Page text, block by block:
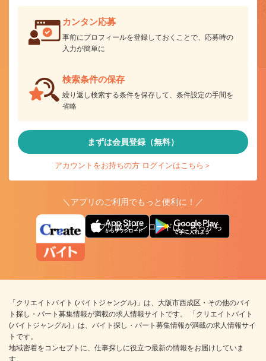
カンタン応募
事前にプロフィールを登録しておくことで、応募時の
入力が簡単に
検索条件の保存
繰り返し検索する条件を保存して、条件設定の手間を
省略
まずは会員登録（無料）
アカウントをお持ちの方 ログインはこちら＞
＼アプリのご利用でもっと便利に！／
アプリ版ダウンロードはこちらから
「クリエイトバイト (バイトジャングル)」は、大阪市西成区・その他のバイ
ト探し・パート募集情報が満載の求人情報サイトです。 「クリエイトバイト
(バイトジャングル)」は、バイト探し・パート募集情報が満載の求人情報サイ
トです。
地域密着をコンセプトに、仕事探しに役立つ最新の情報をお届けしていま